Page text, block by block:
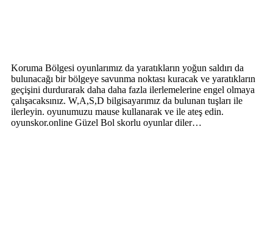
Koruma Bölgesi oyunlarımız da yaratıkların yoğun saldırı da
bulunacağı bir bölgeye savunma noktası kuracak ve yaratıkların
geçişini durdurarak daha daha fazla ilerlemelerine engel olmaya
çalışacaksınız. W,A,S,D bilgisayarımız da bulunan tuşları ile
ilerleyin. oyunumuzu mause kullanarak ve ile ateş edin.
oyunskor.online Güzel Bol skorlu oyunlar diler…